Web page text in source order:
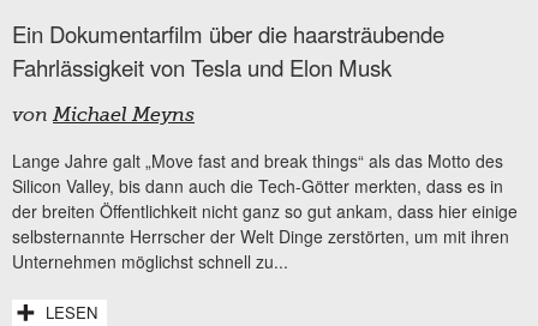
Ein Dokumentarfilm über die haarsträubende
Fahrlässigkeit von Tesla und Elon Musk
vonMichael Meyns
Lange Jahre galt „Move fast and break things“ als das Motto des
Silicon Valley, bis dann auch die Tech-Götter merkten, dass es in
der breiten Öffentlichkeit nicht ganz so gut ankam, dass hier einige
selbsternannte Herrscher der Welt Dinge zerstörten, um mit ihren
Unternehmen möglichst schnell zu...
LESEN